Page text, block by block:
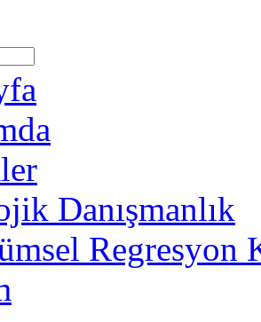
Danışmanlık
Regresyon